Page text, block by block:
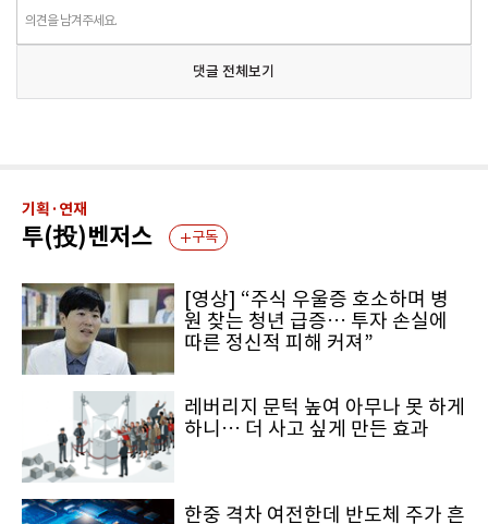
의견을 남겨주세요.
댓글 전체보기
기획·연재
투(投)벤저스 구독
[영상] “주식 우울증 호소하며 병
원 찾는 청년 급증… 투자 손실에
따른 정신적 피해 커져”
레버리지 문턱 높여 아무나 못 하게
하니… 더 사고 싶게 만든 효과
한중 격차 여전한데 반도체 주가 흔